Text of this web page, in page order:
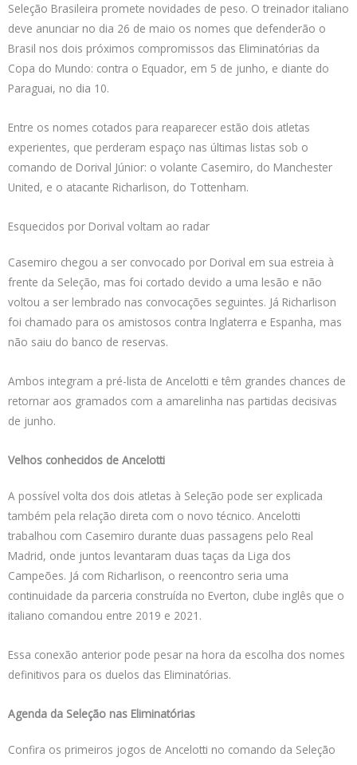
Seleção Brasileira promete novidades de peso. O treinador italiano
deve anunciar no dia 26 de maio os nomes que defenderão o
Brasil nos dois próximos compromissos das Eliminatórias da
Copa do Mundo: contra o Equador, em 5 de junho, e diante do
Paraguai, no dia 10.
Entre os nomes cotados para reaparecer estão dois atletas
experientes, que perderam espaço nas últimas listas sob o
comando de Dorival Júnior: o volante Casemiro, do Manchester
United, e o atacante Richarlison, do Tottenham.
Esquecidos por Dorival voltam ao radar
Casemiro chegou a ser convocado por Dorival em sua estreia à
frente da Seleção, mas foi cortado devido a uma lesão e não
voltou a ser lembrado nas convocações seguintes. Já Richarlison
foi chamado para os amistosos contra Inglaterra e Espanha, mas
não saiu do banco de reservas.
Ambos integram a pré-lista de Ancelotti e têm grandes chances de
retornar aos gramados com a amarelinha nas partidas decisivas
de junho.
Velhos conhecidos de Ancelotti
A possível volta dos dois atletas à Seleção pode ser explicada
também pela relação direta com o novo técnico. Ancelotti
trabalhou com Casemiro durante duas passagens pelo Real
Madrid, onde juntos levantaram duas taças da Liga dos
Campeões. Já com Richarlison, o reencontro seria uma
continuidade da parceria construída no Everton, clube inglês que o
italiano comandou entre 2019 e 2021.
Essa conexão anterior pode pesar na hora da escolha dos nomes
definitivos para os duelos das Eliminatórias.
Agenda da Seleção nas Eliminatórias
Confira os primeiros jogos de Ancelotti no comando da Seleção